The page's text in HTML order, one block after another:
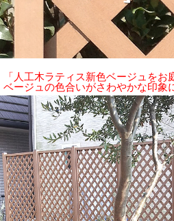
「人工木ラティス新色ベージュをお
ベージュの色合いがさわやかな印象